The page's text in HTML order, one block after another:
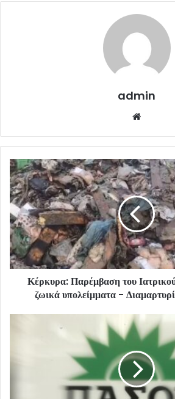
admin
Κέρκυρα: Παρέμβαση του
ζωικά υπολείμματα -